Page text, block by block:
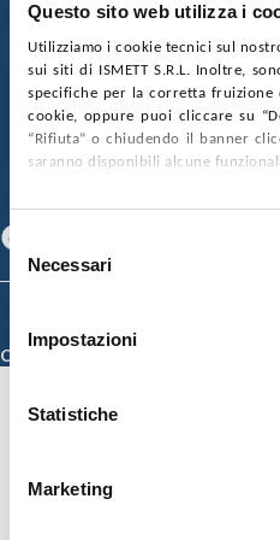
Questo sito web utilizza i
Utilizziamo i cookie tecnici sul
sui siti di ISMETT S.R.L. Inoltre,
specifiche per la corretta fruizione
cookie, oppure puoi cliccare su
“Rifiuta” o chiudendo il banner
saranno disponibili alcune
Selezione
delNecessari
Impostazioni
Statistiche
Marketing
nr. REA PA-201818 P.I. 04544550827
SOCIETÀ TRASPARENTE
GARE E CONTRATTI
SOSTIENICIMAPPA DEL
CONTATTI
Specializzazione)
Credits